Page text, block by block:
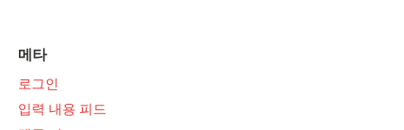
메타
로그인
입력 내용 피드